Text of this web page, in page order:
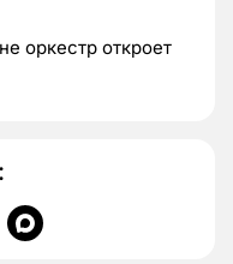
оркестр откроет